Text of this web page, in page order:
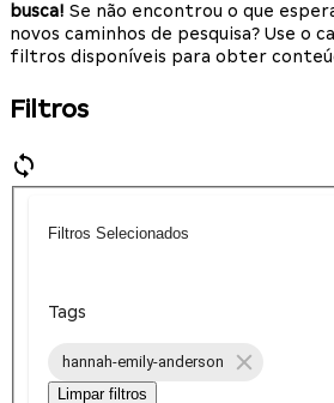
busca! Se não encontrou o que
novos caminhos de pesquisa? Use o
filtros disponíveis para obter
Filtros
Filtros Selecionados
Tags
hannah-emily-anderson
Limpar filtros